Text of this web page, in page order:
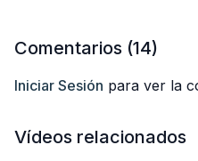
Recibe información sobre
👉🏽https://anabelotero.com/
Comentarios (14)
Iniciar Sesión para ver la
Vídeos relacionados